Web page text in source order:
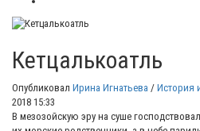
Кетцалькоатль
Опубликовал Ирина Игнатьева / История
2018 15:33
В мезозойскую эру на суше